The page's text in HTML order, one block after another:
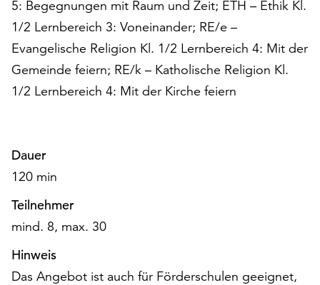
der
Seite
Schaltfläche
„Cookie-
Einstellungen“
Cookies
werden
auch
ohne
Ihr
Einverständnis
weiterhin
ausgeführt.
5: Begegnungen mit Raum und Zeit; ETH – Ethik Kl.
1/2 Lernbereich 3: Voneinander; RE/e –
Evangelische Religion Kl. 1/2 Lernbereich 4: Mit der
Gemeinde feiern; RE/k – Katholische Religion Kl.
1/2 Lernbereich 4: Mit der Kirche feiern
Dauer
120 min
Teilnehmer
mind. 8, max. 30
Hinweis
Das Angebot ist auch für Förderschulen geeignet,